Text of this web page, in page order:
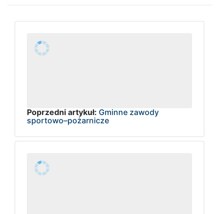
Poprzedni artykuł: Gminne zawody
sportowo–pożarnicze